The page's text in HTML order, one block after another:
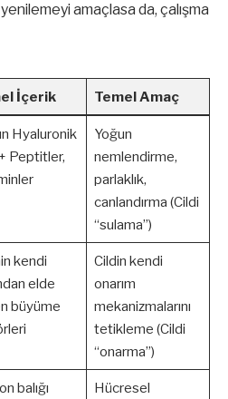
amaçlasa da, çalışma
İçerik Temel Amaç
Hyaluronik
Peptitler,
Yoğun
nemlendirme,
parlaklık,
canlandırma (Cildi
“sulama”)
kendi
elde
büyüme
Cildin kendi
onarım
mekanizmalarını
tetikleme (Cildi
“onarma”)
balığı
Hücresel